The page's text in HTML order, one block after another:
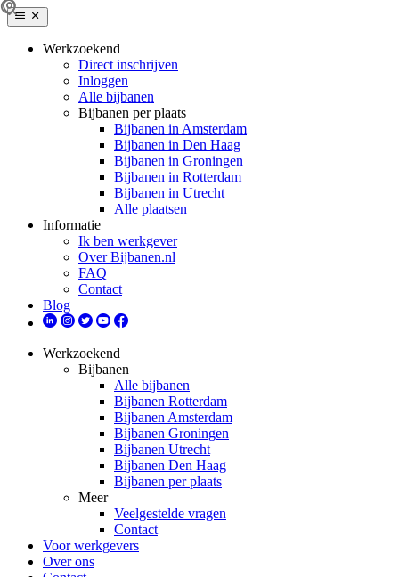
Werkzoekend
Direct inschrijven
Inloggen
Alle bijbanen
Bijbanen per plaats
Bijbanen in Amsterdam
Bijbanen in Den Haag
Bijbanen in Groningen
Bijbanen in Rotterdam
Bijbanen in Utrecht
Alle plaatsen
Informatie
Ik ben werkgever
Over Bijbanen.nl
FAQ
Contact
Blog
Werkzoekend
Bijbanen
Alle bijbanen
Bijbanen Rotterdam
Bijbanen Amsterdam
Bijbanen Groningen
Bijbanen Utrecht
Bijbanen Den Haag
Bijbanen per plaats
Meer
Veelgestelde vragen
Contact
Voor werkgevers
Over ons